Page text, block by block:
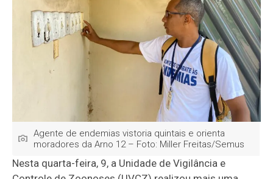
Agente de endemias vistoria quintais e orienta
moradores da Arno 12 – Foto: Miller Freitas/Semus
Nesta quarta-feira, 9, a Unidade de Vigilância e